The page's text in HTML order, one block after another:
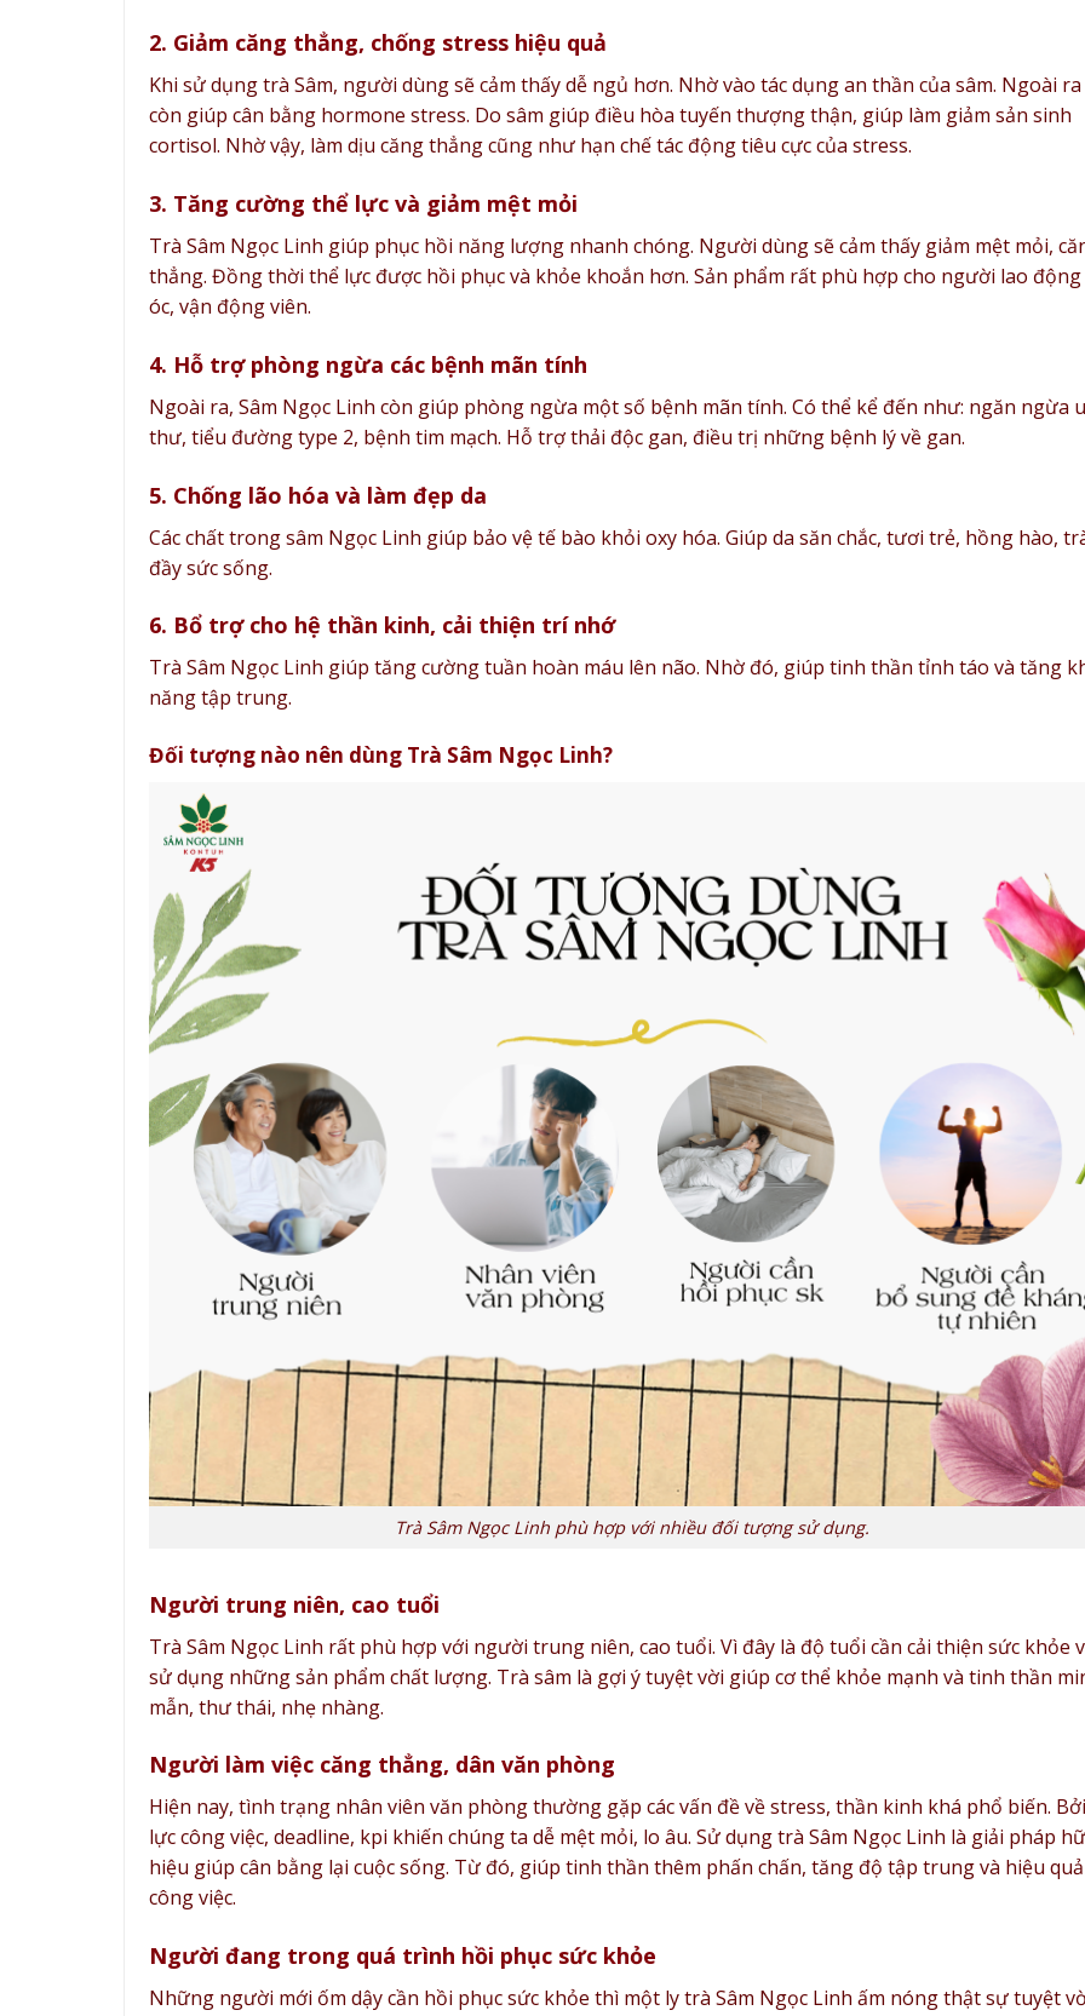
2. Giảm căng thẳng, chống stress hiệu quả
Khi sử dụng trà Sâm, người dùng sẽ cảm thấy dễ ngủ hơn. Nhờ vào tác dụng an thần của sâm. Ngoài ra
còn giúp cân bằng hormone stress. Do sâm giúp điều hòa tuyến thượng thận, giúp làm giảm sản sinh
cortisol. Nhờ vậy, làm dịu căng thẳng cũng như hạn chế tác động tiêu cực của stress.
3. Tăng cường thể lực và giảm mệt mỏi
Trà Sâm Ngọc Linh giúp phục hồi năng lượng nhanh chóng. Người dùng sẽ cảm thấy giảm mệt mỏi,
thẳng. Đồng thời thể lực được hồi phục và khỏe khoắn hơn. Sản phẩm rất phù hợp cho người lao
óc, vận động viên.
4. Hỗ trợ phòng ngừa các bệnh mãn tính
Ngoài ra, Sâm Ngọc Linh còn giúp phòng ngừa một số bệnh mãn tính. Có thể kể đến như: ngăn ngừa
thư, tiểu đường type 2, bệnh tim mạch. Hỗ trợ thải độc gan, điều trị những bệnh lý về gan.
5. Chống lão hóa và làm đẹp da
Các chất trong sâm Ngọc Linh giúp bảo vệ tế bào khỏi oxy hóa. Giúp da săn chắc, tươi trẻ, hồng hào,
đầy sức sống.
6. Bổ trợ cho hệ thần kinh, cải thiện trí nhớ
Trà Sâm Ngọc Linh giúp tăng cường tuần hoàn máu lên não. Nhờ đó, giúp tinh thần tỉnh táo và tăng
năng tập trung.
Đối tượng nào nên dùng Trà Sâm Ngọc Linh?
Trà Sâm Ngọc Linh phù hợp với nhiều đối tượng sử dụng.
Người trung niên, cao tuổi
Trà Sâm Ngọc Linh rất phù hợp với người trung niên, cao tuổi. Vì đây là độ tuổi cần cải thiện sức khỏe
sử dụng những sản phẩm chất lượng. Trà sâm là gợi ý tuyệt vời giúp cơ thể khỏe mạnh và tinh thần
mẫn, thư thái, nhẹ nhàng.
Người làm việc căng thẳng, dân văn phòng
Hiện nay, tình trạng nhân viên văn phòng thường gặp các vấn đề về stress, thần kinh khá phổ biến.
lực công việc, deadline, kpi khiến chúng ta dễ mệt mỏi, lo âu. Sử dụng trà Sâm Ngọc Linh là giải pháp
hiệu giúp cân bằng lại cuộc sống. Từ đó, giúp tinh thần thêm phấn chấn, tăng độ tập trung và hiệu quả
công việc.
Người đang trong quá trình hồi phục sức khỏe
Những người mới ốm dậy cần hồi phục sức khỏe thì một ly trà Sâm Ngọc Linh ấm nóng thật sự tuyệt